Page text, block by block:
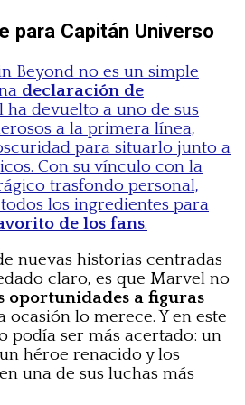
para Capitán Universo
Beyond no es un simple
declaración de
ha devuelto a uno de sus
a la primera línea,
para situarlo junto a
Con su vínculo con la
trasfondo personal,
los ingredientes para
de los fans.
nuevas historias centradas
claro, es que Marvel no
oportunidades a figuras
ocasión lo merece. Y en este
podía ser más acertado: un
héroe renacido y los
una de sus luchas más